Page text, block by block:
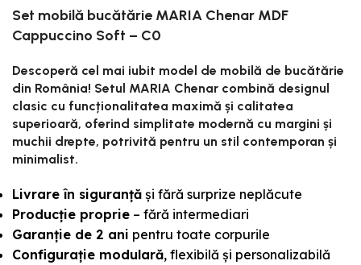
Set mobilă bucătărie MARIA Chenar MDF
Cappuccino Soft – C0
Descoperă cel mai iubit model de mobilă de bucătărie
din România! Setul MARIA Chenar combină designul
clasic cu funcționalitatea maximă și calitatea
superioară, oferind simplitate modernă cu margini și
muchii drepte, potrivită pentru un stil contemporan și
minimalist.
Livrare în siguranță și fără surprize neplăcute
Producție proprie – fără intermediari
Garanție de 2 ani pentru toate corpurile
Configurație modulară, flexibilă și personalizabilă